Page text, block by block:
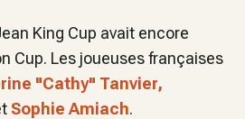
King Cup avait encore
Cup. Les joueuses françaises
"Cathy" Tanvier,
Sophie Amiach.